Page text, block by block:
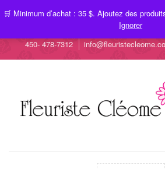
450- 478-7312
🛒 Minimum d’achat : 35 $. Ajoutez des
Ignorer